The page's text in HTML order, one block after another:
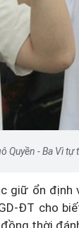
Quyền - Ba Vì
giữ ổn
ĐT cho
thời